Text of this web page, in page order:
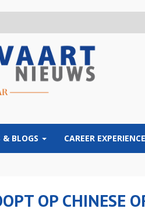
& BLOGS CAREER EXPERIENCE
OP CHINESE